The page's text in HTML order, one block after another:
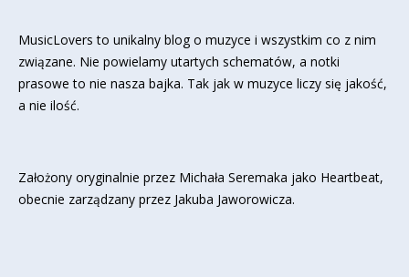
MusicLovers to unikalny blog o muzyce i wszystkim co z nim
związane. Nie powielamy utartych schematów, a notki
prasowe to nie nasza bajka. Tak jak w muzyce liczy się jakość,
a nie ilość.
Założony oryginalnie przez Michała Seremaka jako Heartbeat,
obecnie zarządzany przez Jakuba Jaworowicza.